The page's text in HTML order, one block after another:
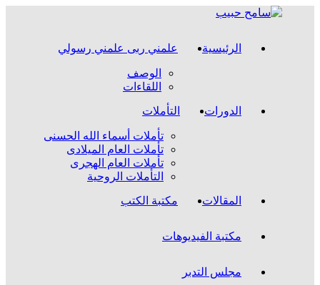
الرئيسية
علمني ربى علمني رسولي
الوصف
اللقاءات
الدورات
التأملات
تأملات أسماء الله الحسنى
تأملات العام الميلادى
تأملات العام الهجرى
التأملات الروحية
المقالات
مكتبة الكتب
مكتبة الفيديوهات
مجلس التدبر